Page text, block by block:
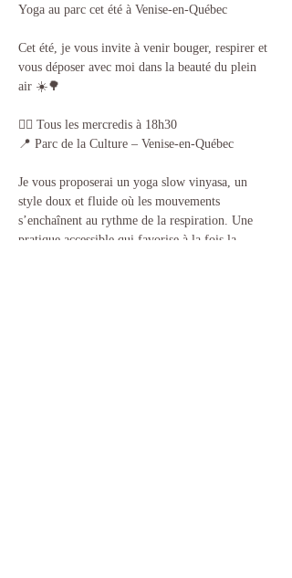
Yoga au parc cet été à Venise-en-Québec
Cet été, je vous invite à venir bouger, respirer et
vous déposer avec moi dans la beauté du plein
air ☀️🌳
🧘‍♀️ Tous les mercredis à 18h30
📍 Parc de la Culture – Venise-en-Québec
Je vous proposerai un yoga slow vinyasa, un
style doux et fluide où les mouvements
s’enchaînent au rythme de la respiration. Une
pratique accessible qui favorise à la fois la